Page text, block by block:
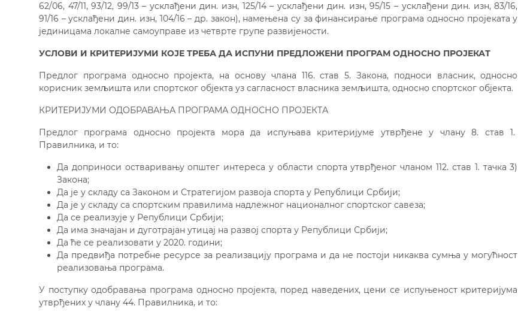
62/06, 47/11, 93/12, 99/13 – усклађени дин. изн, 125/14 – усклађени дин. изн, 95/15 – усклађени дин. изн, 83/16,
91/16 – усклађени дин. изн, 104/16 – др. закон), намењена су за финансирање програма односно пројеката у
јединицама локалне самоуправе из четврте групе развијености.
УСЛОВИ И КРИТЕРИЈУМИ КОЈЕ ТРЕБА ДА ИСПУНИ ПРЕДЛОЖЕНИ ПРОГРАМ ОДНОСНО ПРОЈЕКАТ
Предлог програма односно пројекта, на основу члана 116. став 5. Закона, подноси власник, односно
корисник земљишта или спортског објекта уз сагласност власника земљишта, односно спортског објекта.
КРИТЕРИЈУМИ ОДОБРАВАЊА ПРОГРАМА ОДНОСНО ПРОЈЕКТА
Предлог програма односно пројекта мора да испуњава критеријуме утврђене у члану 8. став 1.
Правилника, и то:
Да доприноси остваривању општег интереса у области спорта утврђеног чланом 112. став 1. тачка 3)
Закона;
Да је у складу са Законом и Стратегијом развоја спорта у Републици Србији;
Да је у складу са спортским правилима надлежног националног спортског савеза;
Да се реализује у Републици Србији;
Да има значајан и дуготрајан утицај на развој спорта у Републици Србији;
Да ће се реализовати у 2020. години;
Да предвиђа потребне ресурсе за реализацију програма и да не постоји никаква сумња у могућност
реализовања програма.
У поступку одобравања програма односно пројекта, поред наведених, цени се испуњеност критеријума
утврђених у члану 44. Правилника, и то: